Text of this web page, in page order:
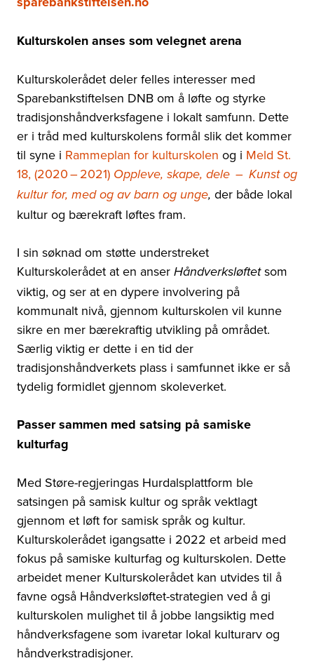
Kulturskolen anses som velegnet arena
Kulturskolerådet deler felles interesser med
Sparebankstiftelsen DNB om å løfte og styrke
tradisjonshåndverksfagene i lokalt samfunn. Dette
er i tråd med kulturskolens formål slik det kommer
til syne i Rammeplan for kulturskolen og i Meld St.
18, (2020–2021) Oppleve, skape, dele – Kunst og
kultur for, med og av barn og unge, der både lokal
kultur og bærekraft løftes fram.
I sin søknad om støtte understreket
Kulturskolerådet at en anser Håndverksløftetsom
viktig, og ser at en dypere involvering på
kommunalt nivå, gjennom kulturskolen vil kunne
sikre en mer bærekraftig utvikling på området.
Særlig viktig er dette i en tid der
tradisjonshåndverkets plass i samfunnet ikke er så
tydelig formidlet gjennom skoleverket.
Passer sammen med satsing på samiske
kulturfag
Med Støre-regjeringas Hurdalsplattform ble
satsingen på samisk kultur og språk vektlagt
gjennom et løft for samisk språk og kultur.
Kulturskolerådet igangsatte i 2022 et arbeid med
fokus på samiske kulturfag og kulturskolen. Dette
arbeidet mener Kulturskolerådet kan utvides til å
favne også Håndverksløftet-strategien ved å gi
kulturskolen mulighet til å jobbe langsiktig med
håndverksfagene som ivaretar lokal kulturarv og
håndverkstradisjoner.